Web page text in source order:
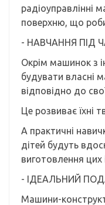
радіоуправлінні
поверхню, що
- НАВЧАННЯ ПІД
Окрім машинок з
будувати власні
відповідно до
Це розвиває їхні
А практичні
дітей будуть
виготовлення
- ІДЕАЛЬНИЙ
Машини-